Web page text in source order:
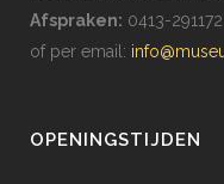
Afspraken: 0413-291172
of per email:
OPENINGSTIJDEN